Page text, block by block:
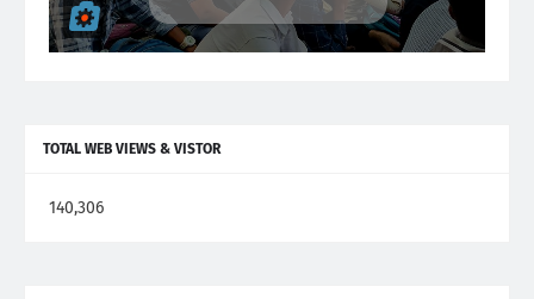
TOTAL WEB VIEWS & VISTOR
140,306